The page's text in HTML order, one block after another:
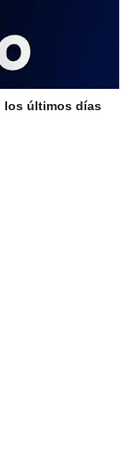
los últimos días